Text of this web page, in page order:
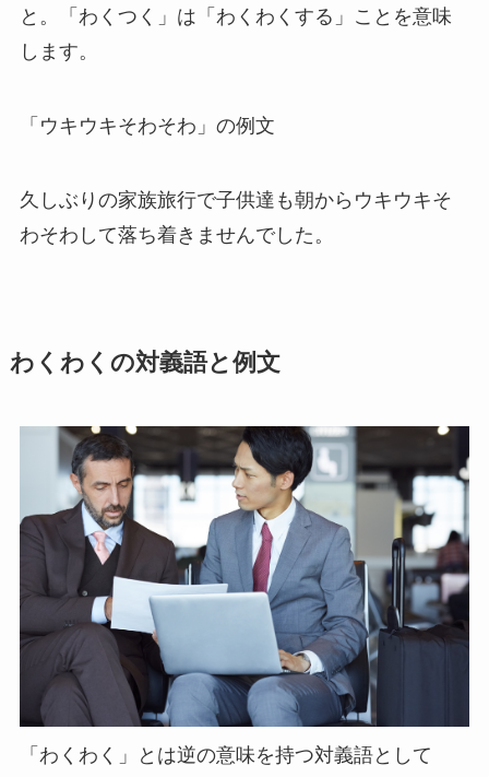
と。「わくつく」は「わくわくする」ことを意味
します。
「ウキウキそわそわ」の例文
久しぶりの家族旅行で子供達も朝からウキウキそ
わそわして落ち着きませんでした。
わくわくの対義語と例文
「わくわく」とは逆の意味を持つ対義語として